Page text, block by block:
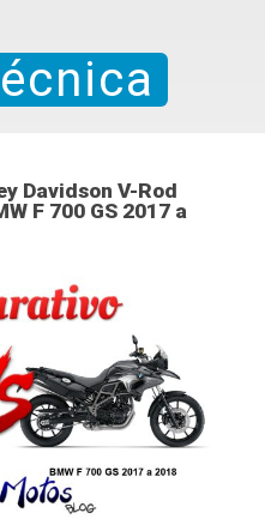
Davidson V-Rod
F 700 GS 2017 a